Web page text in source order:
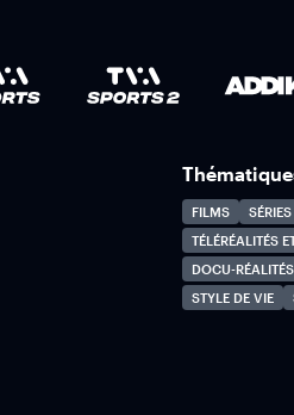
FILMS SÉRIES
TÉLÉRÉALITÉS
DOCU-
STYLE DE VIE